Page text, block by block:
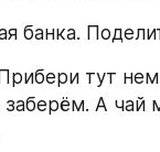
банка.
тут
заберём. А чай